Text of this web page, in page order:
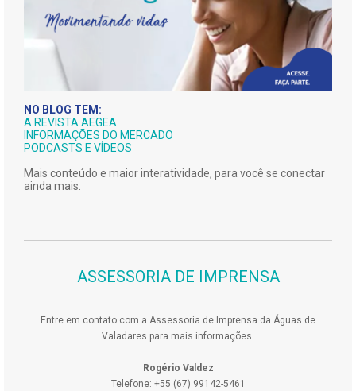
NO BLOG TEM:
A REVISTA AEGEA
INFORMAÇÕES DO MERCADO
PODCASTS E VÍDEOS
Mais conteúdo e maior interatividade, para você se conectar
ainda mais.
ASSESSORIA DE IMPRENSA
Entre em contato com a Assessoria de Imprensa da Águas de
Valadares para mais informações.
Rogério Valdez
Telefone: +55 (67) 99142-5461